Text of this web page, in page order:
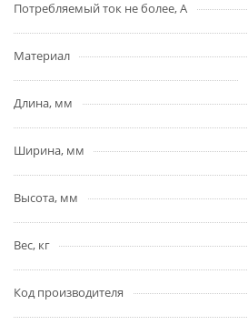
Потребляемый ток не более, А
Материал
Длина, мм
Ширина, мм
Высота, мм
Вес, кг
Код производителя